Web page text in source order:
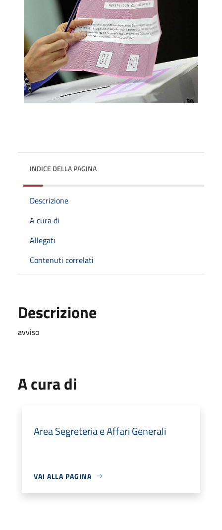
INDICE DELLA PAGINA
Descrizione
A cura di
Allegati
Contenuti correlati
Descrizione
avviso
A cura di
Area Segreteria e Affari Generali
VAI ALLA PAGINA